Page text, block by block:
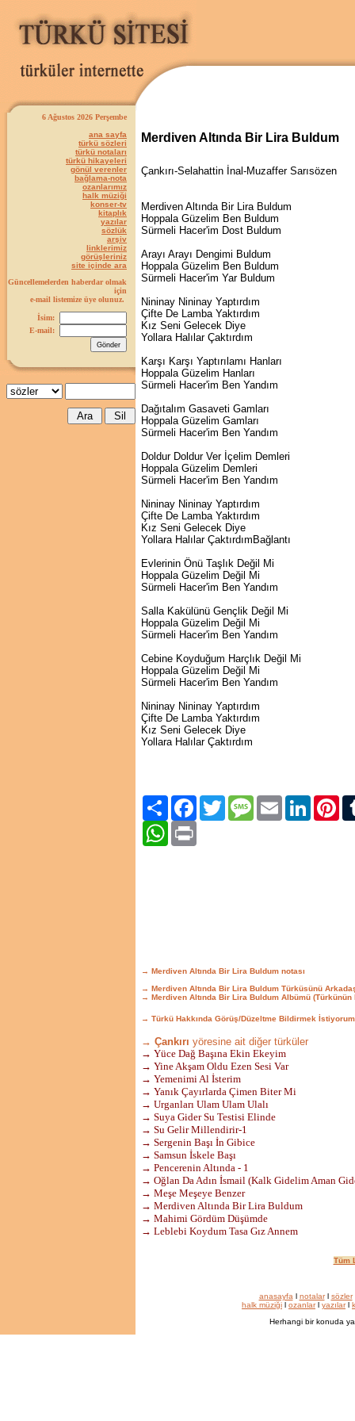
6 Ağustos 2026 Perşembe
ana sayfa
türkü sözleri
türkü notaları
türkü hikayeleri
gönül verenler
bağlama-nota
ozanlarımız
halk müziği
konser-tv
kitaplık
yazılar
sözlük
arşiv
linklerimiz
görüşleriniz
site içinde ara
Güncellemelerden haberdar olmak
için
e-mail listemize üye olunuz.
İsim:
E-mail:
Merdiven Altında Bir Lira Buldum
Çankırı-Selahattin İnal-Muzaffer Sarısözen
Merdiven Altında Bir Lira Buldum
Hoppala Güzelim Ben Buldum
Sürmeli Hacer'im Dost Buldum
Arayı Arayı Dengimi Buldum
Hoppala Güzelim Ben Buldum
Sürmeli Hacer'im Yar Buldum
Nininay Nininay Yaptırdım
Çifte De Lamba Yaktırdım
Kız Seni Gelecek Diye
Yollara Halılar Çaktırdım
Karşı Karşı Yaptırılamı Hanları
Hoppala Güzelim Hanları
Sürmeli Hacer'im Ben Yandım
Dağıtalım Gasaveti Gamları
Hoppala Güzelim Gamları
Sürmeli Hacer'im Ben Yandım
Doldur Doldur Ver İçelim Demleri
Hoppala Güzelim Demleri
Sürmeli Hacer'im Ben Yandım
Nininay Nininay Yaptırdım
Çifte De Lamba Yaktırdım
Kız Seni Gelecek Diye
Yollara Halılar ÇaktırdımBağlantı
Evlerinin Önü Taşlık Değil Mi
Hoppala Güzelim Değil Mi
Sürmeli Hacer'im Ben Yandım
Salla Kakülünü Gençlik Değil Mi
Hoppala Güzelim Değil Mi
Sürmeli Hacer'im Ben Yandım
Cebine Koyduğum Harçlık Değil Mi
Hoppala Güzelim Değil Mi
Sürmeli Hacer'im Ben Yandım
Nininay Nininay Yaptırdım
Çifte De Lamba Yaktırdım
Kız Seni Gelecek Diye
Yollara Halılar Çaktırdım
Paylaş FacebookTwitter Message Email LinkedIn
WhatsApp
→ Merdiven Altında Bir Lira Buldum notası
→ Merdiven Altında Bir Lira Buldum Türküsünü
→ Merdiven Altında Bir Lira Buldum Albümü (Türkünün
→ Türkü Hakkında Görüş/Düzeltme Bildirmek İstiyorum
→ Çankırı yöresine ait diğer türküler
→ Yüce Dağ Başına Ekin Ekeyim
→ Yine Akşam Oldu Ezen Sesi Var
→ Yemenimi Al İsterim
→ Yanık Çayırlarda Çimen Biter Mi
→ Urganları Ulam Ulam Ulalı
→ Suya Gider Su Testisi Elinde
→ Su Gelir Millendirir-1
→ Sergenin Başı İn Gibice
→ Samsun İskele Başı
→ Pencerenin Altında - 1
→ Oğlan Da Adın İsmail (Kalk Gidelim Aman
→ Meşe Meşeye Benzer
→ Merdiven Altında Bir Lira Buldum
→ Mahimi Gördüm Düşümde
→ Leblebi Koydum Tasa Gız Annem
Tüm
anasayfa l notalarl sözler
halk müziği l ozanlarl yazılarl
Herhangi bir konuda